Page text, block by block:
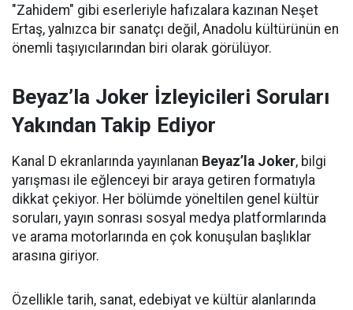
"Zahidem" gibi eserleriyle hafızalara kazınan Neşet
Ertaş, yalnızca bir sanatçı değil, Anadolu kültürünün en
önemli taşıyıcılarından biri olarak görülüyor.
Beyaz’la Joker İzleyicileri Soruları
Yakından Takip Ediyor
Kanal D ekranlarında yayınlanan Beyaz’la Joker, bilgi
yarışması ile eğlenceyi bir araya getiren formatıyla
dikkat çekiyor. Her bölümde yöneltilen genel kültür
soruları, yayın sonrası sosyal medya platformlarında
ve arama motorlarında en çok konuşulan başlıklar
arasına giriyor.
Özellikle tarih, sanat, edebiyat ve kültür alanlarında